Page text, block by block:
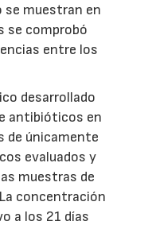
muestran en
se comprobó
entre los
desarrollado
antibióticos en
de únicamente
evaluados y
muestras de
concentración
a los 21 días